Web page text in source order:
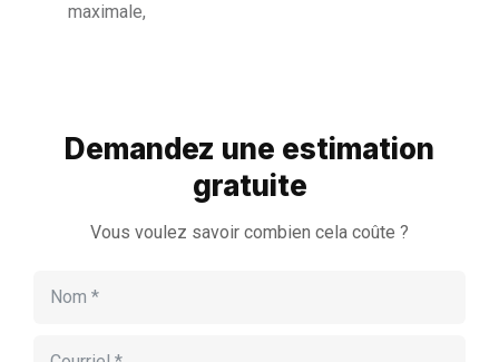
maximale,
Demandez une estimation
gratuite
Vous voulez savoir combien cela coûte ?